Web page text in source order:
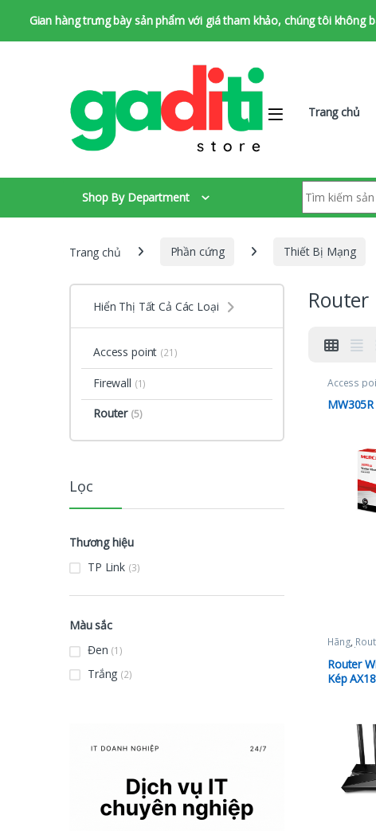
Gian hàng trưng bày sản phẩm với giá tham khảo, chúng tôi không
Trang chủ
Shop By Department
Tìm kiếm:
Trang chủ Phần cứng Thiết Bị Mạng
Router
Access
Mercusys
Mạng
MW305R
Hãng,
TP-Link
Router
Kép
Hiển Thị Tất Cả Các Loại
Access point (21)
Firewall (1)
Router (5)
Lọc
Thương hiệu
TP Link (3)
Màu sắc
Đen (1)
Trắng (2)